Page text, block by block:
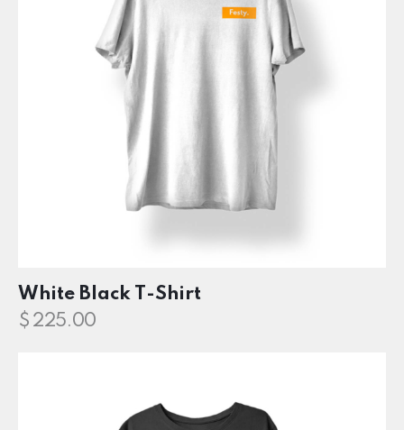
White Black T-Shirt
$ 225.00